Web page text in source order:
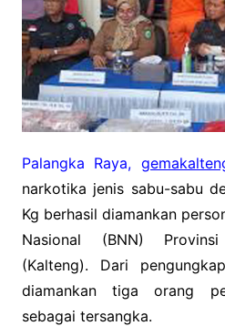
Palangka Raya,
narkotika jenis sabu-sabu
Kg berhasil diamankan
Nasional (BNN)
(Kalteng). Dari
diamankan tiga orang
sebagai tersangka.